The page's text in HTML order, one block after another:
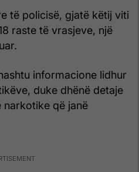
të policisë, gjatë këtij viti
raste të vrasjeve, një
informacione lidhur
duke dhënë detaje
narkotike që janë